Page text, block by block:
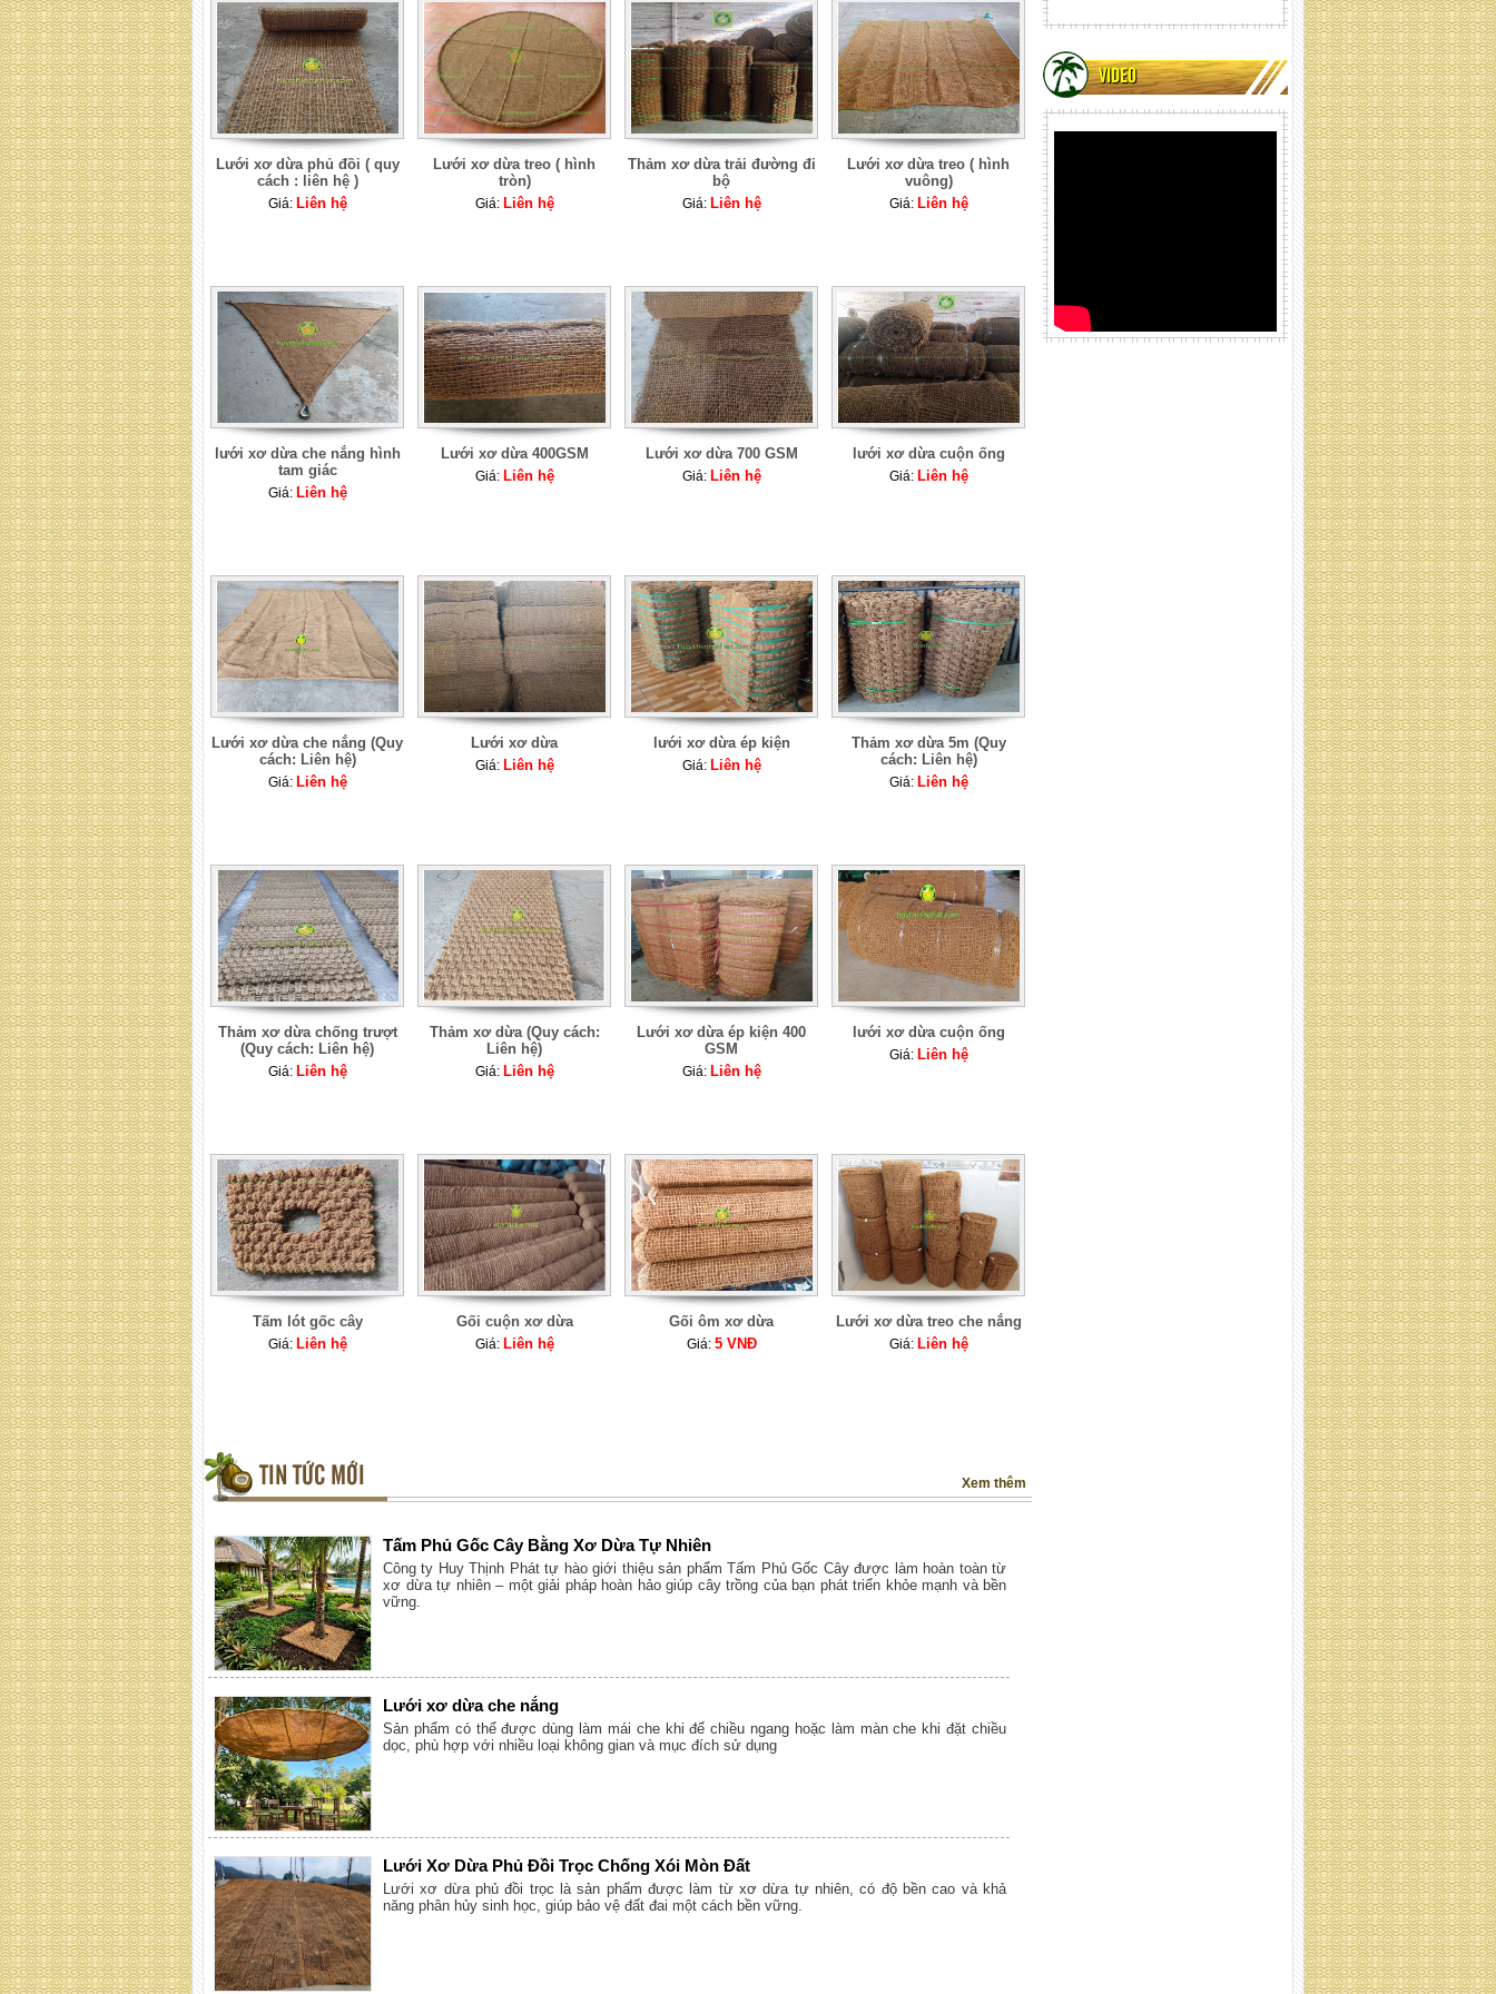
VIDEO
Lưới xơ dừa phủ đồi ( quy
cách : liên hệ )
Giá: Liên hệ
Lưới xơ dừa treo ( hình
tròn)
Giá: Liên hệ
Thảm xơ dừa trải đường đi
bộ
Giá: Liên hệ
Lưới xơ dừa treo ( hình
vuông)
Giá: Liên hệ
lưới xơ dừa che nắng hình
tam giác
Giá: Liên hệ
Lưới xơ dừa 400GSM
Giá: Liên hệ
Lưới xơ dừa 700 GSM
Giá: Liên hệ
lưới xơ dừa cuộn ống
Giá: Liên hệ
Lưới xơ dừa che nắng (Quy
cách: Liên hệ)
Giá: Liên hệ
Lưới xơ dừa
Giá: Liên hệ
lưới xơ dừa ép kiện
Giá: Liên hệ
Thảm xơ dừa 5m (Quy
cách: Liên hệ)
Giá: Liên hệ
Thảm xơ dừa chống trượt
(Quy cách: Liên hệ)
Giá: Liên hệ
Thảm xơ dừa (Quy cách:
Liên hệ)
Giá: Liên hệ
Lưới xơ dừa ép kiện 400
GSM
Giá: Liên hệ
lưới xơ dừa cuộn ống
Giá: Liên hệ
Tấm lót gốc cây
Giá: Liên hệ
Gối cuộn xơ dừa
Giá: Liên hệ
Gối ôm xơ dừa
Giá: 5 VNĐ
Lưới xơ dừa treo che nắng
Giá: Liên hệ
TIN TỨC MỚI Xem thêm
Tấm Phủ Gốc Cây Bằng Xơ Dừa Tự Nhiên
Công ty Huy Thịnh Phát tự hào giới thiệu sản phẩm Tấm Phủ Gốc Cây được làm hoàn toàn từ
xơ dừa tự nhiên – một giải pháp hoàn hảo giúp cây trồng của bạn phát triển khỏe mạnh và bền
vững.
Lưới xơ dừa che nắng
Sản phẩm có thể được dùng làm mái che khi để chiều ngang hoặc làm màn che khi đặt chiều
dọc, phù hợp với nhiều loại không gian và mục đích sử dụng
Lưới Xơ Dừa Phủ Đồi Trọc Chống Xói Mòn Đất
Lưới xơ dừa phủ đồi trọc là sản phẩm được làm từ xơ dừa tự nhiên, có độ bền cao và khả
năng phân hủy sinh học, giúp bảo vệ đất đai một cách bền vững.